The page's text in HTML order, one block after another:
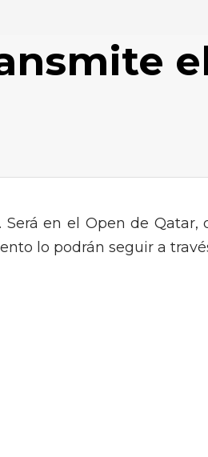
en el Open de Qatar,
lo podrán seguir a